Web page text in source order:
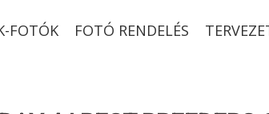
FOTÓK FOTÓ RENDELÉS